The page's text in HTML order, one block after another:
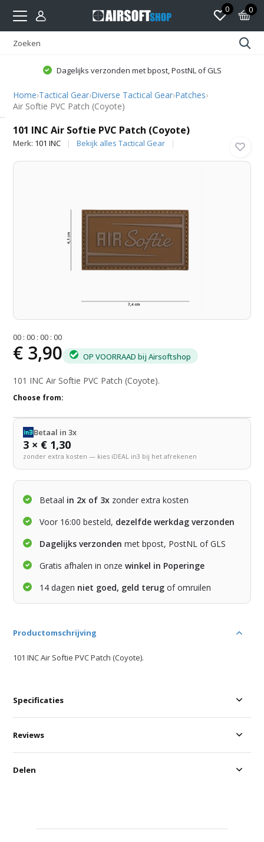
0 0
Dagelijks verzonden met bpost, PostNL of GLS
Home›Tactical Gear›Diverse Tactical Gear›Patches›
Air Softie PVC Patch (Coyote)
101 INC Air Softie PVC Patch (Coyote)
Merk: 101 INC Bekijk alles Tactical Gear
00 :00 :00 :00
€ 3,90 OP VOORRAAD bij Airsoftshop
101 INC Air Softie PVC Patch (Coyote).
Choose from:
Betaal in 3x
3 × € 1,30
zonder extra kosten — kies iDEAL in3 bij het afrekenen
Betaal in 2x of 3x zonder extra kosten
Voor 16:00 besteld, dezelfde werkdag verzonden
Dagelijks verzonden met bpost, PostNL of GLS
Gratis afhalen in onzewinkel in Poperinge
14 dagen niet goed, geld terug of omruilen
Productomschrijving
101 INC Air Softie PVC Patch (Coyote).
Specificaties
Reviews
Delen